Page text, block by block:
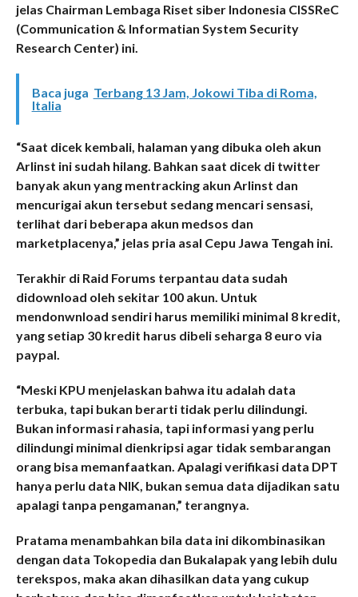
jelas Chairman Lembaga Riset siber Indonesia CISSReC
(Communication & Informatian System Security
Research Center) ini.
Baca juga Terbang 13 Jam, Jokowi Tiba di Roma,
Italia
“Saat dicek kembali, halaman yang dibuka oleh akun
Arlinst ini sudah hilang. Bahkan saat dicek di twitter
banyak akun yang mentracking akun Arlinst dan
mencurigai akun tersebut sedang mencari sensasi,
terlihat dari beberapa akun medsos dan
marketplacenya,” jelas pria asal Cepu Jawa Tengah ini.
Terakhir di Raid Forums terpantau data sudah
didownload oleh sekitar 100 akun. Untuk
mendonwnload sendiri harus memiliki minimal 8 kredit,
yang setiap 30 kredit harus dibeli seharga 8 euro via
paypal.
“Meski KPU menjelaskan bahwa itu adalah data
terbuka, tapi bukan berarti tidak perlu dilindungi.
Bukan informasi rahasia, tapi informasi yang perlu
dilindungi minimal dienkripsi agar tidak sembarangan
orang bisa memanfaatkan. Apalagi verifikasi data DPT
hanya perlu data NIK, bukan semua data dijadikan satu
apalagi tanpa pengamanan,” terangnya.
Pratama menambahkan bila data ini dikombinasikan
dengan data Tokopedia dan Bukalapak yang lebih dulu
terekspos, maka akan dihasilkan data yang cukup